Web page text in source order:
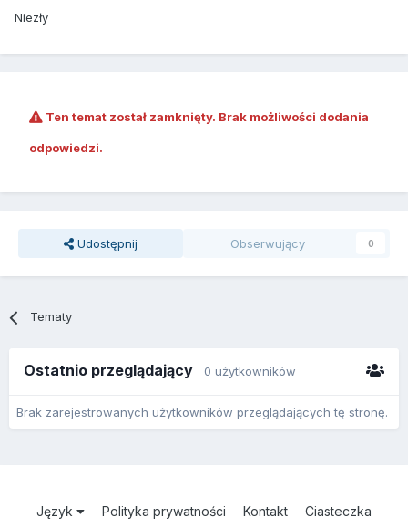
Niezły
Ten temat został zamknięty. Brak możliwości dodania
odpowiedzi.
Udostępnij Obserwujący 0
Tematy
Ostatnio przeglądający 0 użytkowników
Brak zarejestrowanych użytkowników przeglądających tę stronę.
Język Polityka prywatności Kontakt Ciasteczka